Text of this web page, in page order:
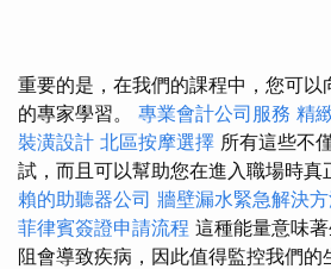
重要的是，在我們的課程中，您可以
的專家學習。 專業會計公司服務 精
裝潢設計 北區按摩選擇 所有這些不
試，而且可以幫助您在進入職場時真
賴的助聽器公司 牆壁漏水緊急解決
菲律賓簽證申請流程 這種能量意味
阻會導致疾病，因此值得監控我們